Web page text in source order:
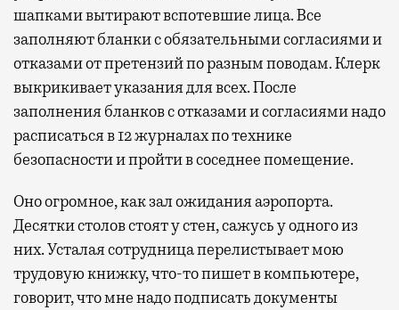
шапками вытирают вспотевшие лица. Все
заполняют бланки с обязательными согласиями и
отказами от претензий по разным поводам. Клерк
выкрикивает указания для всех. После
заполнения бланков с отказами и согласиями надо
расписаться в 12 журналах по технике
безопасности и пройти в соседнее помещение.
Оно огромное, как зал ожидания аэропорта.
Десятки столов стоят у стен, сажусь у одного из
них. Усталая сотрудница перелистывает мою
трудовую книжку, что-то пишет в компьютере,
говорит, что мне надо подписать документы